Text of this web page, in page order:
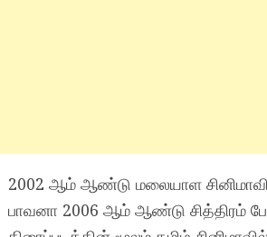
2002 ஆம் ஆண்டு மலையாள
பாவனா 2006 ஆம் ஆண்டு சித்திரம்